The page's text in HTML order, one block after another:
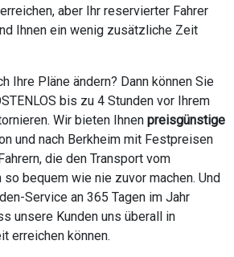
aber Ihr reservierter Fahrer
Ihnen ein wenig zusätzliche Zeit
Ihre Pläne ändern? Dann können Sie
bis zu 4 Stunden vor Ihrem
Wir bieten Ihnen preisgünstige
und nach Berkheim mit Festpreisen
die den Transport vom
so bequem wie nie zuvor machen. Und
Service an 365 Tagen im Jahr
unsere Kunden uns überall in
erreichen können.